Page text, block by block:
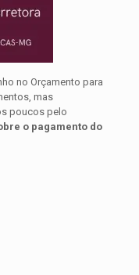
no Orçamento para
mas
poucos pelo
o pagamento do